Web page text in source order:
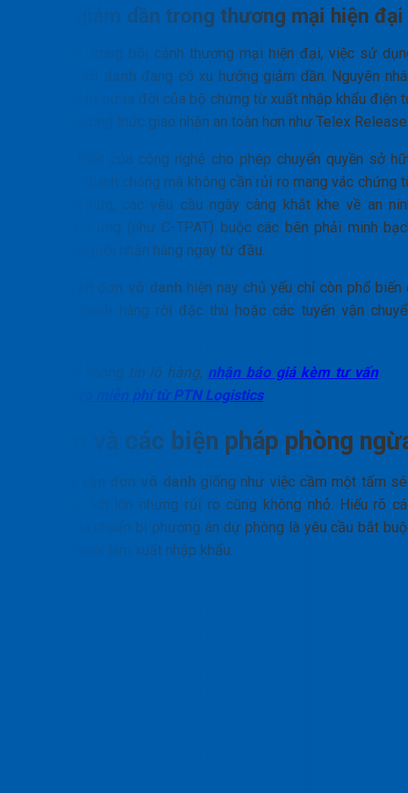
Lý do giảm dần trong thương mại hiện đại
Tuy nhiên, trong bối cảnh thương mại hiện đại, việc sử
vận đơn vô danh đang có xu hướng giảm dần. Nguyên
chính đến từ sự ra đời của bộ chứng từ xuất nhập khẩu điện
và các phương thức giao nhận an toàn hơn như Telex
Sự phát triển của công nghệ cho phép chuyển quyền sở
hàng hóa nhanh chóng mà không cần rủi ro mang vác chứng
giấy. Hơn nữa, các yêu cầu ngày càng khắt khe về an
chuỗi cung ứng (như C-TPAT) buộc các bên phải minh
thông tin người nhận hàng ngay từ đầu.
vận đơn vô danh hiện nay chủ yếu chỉ còn phổ biến
một số ngành hàng rời đặc thù hoặc các tuyến vận
Gửi thông tin lô hàng, nhận báo giá kèm tư vấn
rủi ro miễn phí từ PTN Logistics
Rủi ro và các biện pháp phòng
đơn vô danh giống như việc cầm một tấm
khống; lợi ích lớn nhưng rủi ro cũng không nhỏ. Hiểu rõ
nguy cơ và chuẩn bị phương án dự phòng là yêu cầu bắt
đối với người làm xuất nhập khẩu.